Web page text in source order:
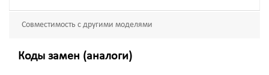
Совместимость с другими моделями
Коды замен (аналоги)